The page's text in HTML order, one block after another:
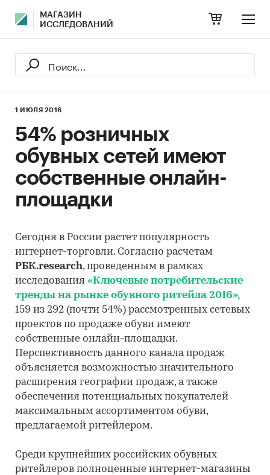
МАГАЗИН
ИССЛЕДОВАНИЙ
1 ИЮЛЯ 2016
54% розничных
обувных сетей имеют
собственные онлайн-
площадки
Сегодня в России растет популярность
интернет-торговли. Согласно расчетам
РБК.research, проведенным в рамках
исследования «Ключевые потребительские
тренды на рынке обувного ритейла 2016»,
159 из 292 (почти 54%) рассмотренных сетевых
проектов по продаже обуви имеют
собственные онлайн-площадки.
Перспективность данного канала продаж
объясняется возможностью значительного
расширения географии продаж, а также
обеспечения потенциальных покупателей
максимальным ассортиментом обуви,
предлагаемой ритейлером.
Среди крупнейших российских обувных
ритейлеров полноценные интернет-магазины